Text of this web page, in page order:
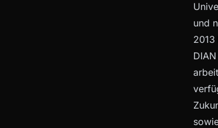
und